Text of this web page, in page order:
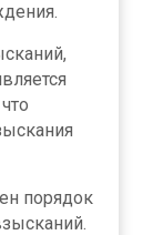
порядок